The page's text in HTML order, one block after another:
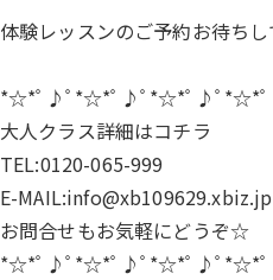
体験レッスンのご予約お待ち
*☆*ﾟ♪ﾟ*☆*ﾟ♪ﾟ*☆*ﾟ♪ﾟ*☆*
大人クラス詳細はコチラ
TEL:0120-065-999
E-MAIL:info@xb109629.xbiz.jp
お問合せもお気軽にどうぞ☆
*☆*ﾟ♪ﾟ*☆*ﾟ♪ﾟ*☆*ﾟ♪ﾟ*☆*